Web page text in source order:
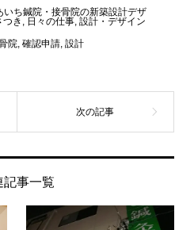
いち鍼院・接骨院の新築設計デザ
つき , 日々の仕事, 設計・デザイン
院, 確認申請, 設計
記事一覧